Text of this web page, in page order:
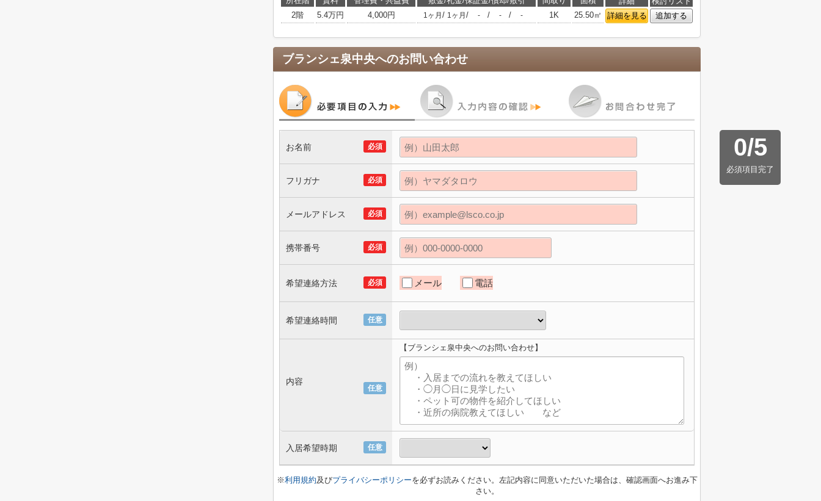
2階
5.4万円 4,000円 1ヶ月 / 1ヶ月 / - / - / - 1K 25.50㎡ 詳細を見る 追加する
ブランシェ泉中央へのお問い合わせ
0/5
必須項目完了
必須
お名前
必須
フリガナ
必須
メールアドレス
必須
携帯番号
必須
希望連絡方法 メール 電話
任意
希望連絡時間
任意
内容
【ブランシェ泉中央へのお問い合わせ】
任意
入居希望時期
※利用規約及びプライバシーポリシーを必ずお読みください。左記内容に同意いただいた場合は、確認画面へお進み下
さい。